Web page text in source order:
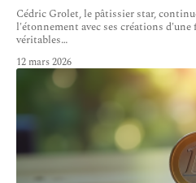
Cédric Grolet, le pâtissier star,
l'étonnement avec ses créations d'une
véritables…
12 mars 2026